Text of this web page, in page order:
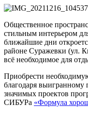
Общественное
стильным интерьером
ближайшие дни
районе Суражевки (ул.
всё необходимое для
Приобрести
благодаря выигранному
значимых проектов
СИБУРа «Формула